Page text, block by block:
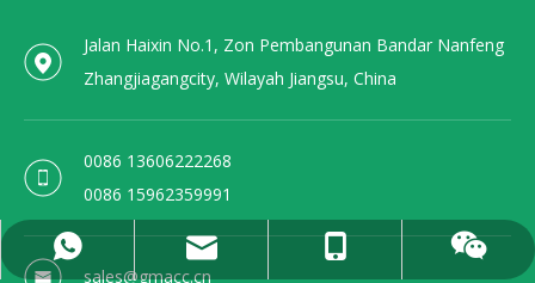
+86 15962359991
sales@gmacc.cn
0086 13606222268
15962359991
Jalan Haixin No.1, Zon Pembangunan Bandar Nanfeng
Zhangjiagangcity, Wilayah Jiangsu, China
0086 13606222268
0086 15962359991
sales@gmacc.cn